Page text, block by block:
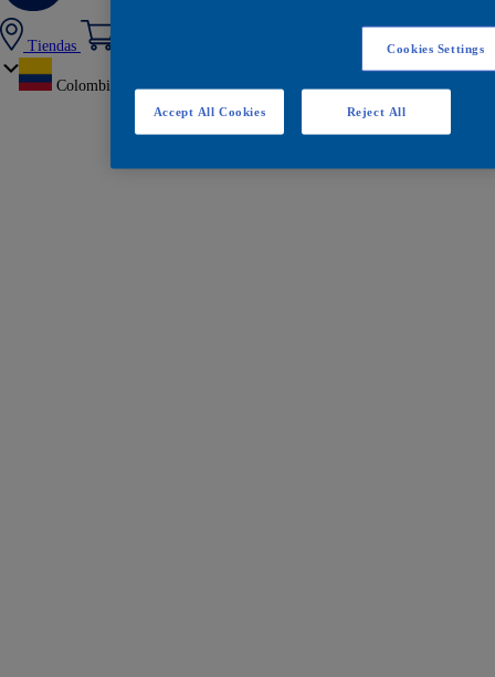
Tiendas
Colombia
Cookies Settings
Reject All
Accept All Cookies